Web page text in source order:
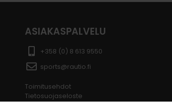
ASIAKASPALVELU
+358 (0) 8 613 9550
sports@rautio.fi
Toimitusehdot
Tietosuojaseloste